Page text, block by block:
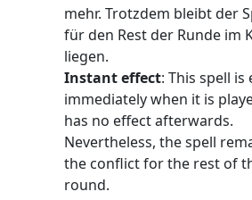
mehr. Trotzdem bleibt der
für den Rest der Runde im
liegen.
Instant effect: This spell is
immediately when it is
has no effect afterwards.
Nevertheless, the spell
the conflict for the rest of
round.